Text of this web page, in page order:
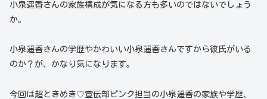
小泉遥香さんの家族構成が気になる方も多いのではないでしょう
か。
小泉遥香さんの学歴やかわいい小泉遥香さんですから彼氏がいる
のか？が、かなり気になります。
今回は超ときめき♡宣伝部ピンク担当の小泉遥香の家族や学歴、